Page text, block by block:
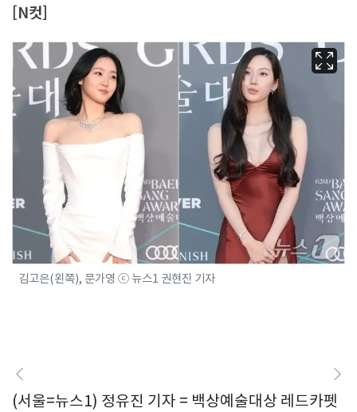
[N컷]
김고은(왼쪽), 문가영 ⓒ 뉴스1 권현진 기자
(서울=뉴스1) 정유진 기자 = 백상예술대상 레드카펫